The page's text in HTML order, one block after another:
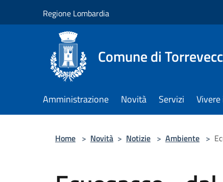
Regione Lombardia
Comune di
Amministrazione Novità Servizi
Home > Novità > Notizie > Ambiente >